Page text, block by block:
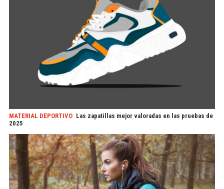
MATERIAL DEPORTIVO Las zapatillas mejor valoradas en las pruebas de
2025